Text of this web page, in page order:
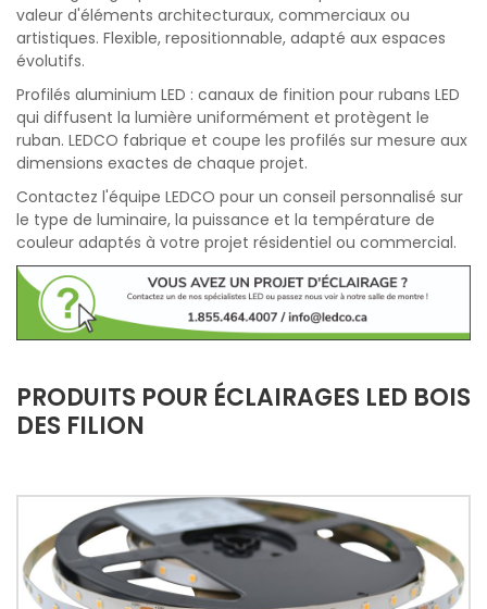
valeur d'éléments architecturaux, commerciaux ou
artistiques. Flexible, repositionnable, adapté aux espaces
évolutifs.
Profilés aluminium LED : canaux de finition pour rubans LED
qui diffusent la lumière uniformément et protègent le
ruban. LEDCO fabrique et coupe les profilés sur mesure aux
dimensions exactes de chaque projet.
Contactez l'équipe LEDCO pour un conseil personnalisé sur
le type de luminaire, la puissance et la température de
couleur adaptés à votre projet résidentiel ou commercial.
PRODUITS POUR ÉCLAIRAGES LED BOIS
DES FILION